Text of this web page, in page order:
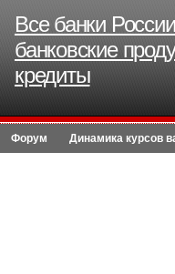
Все банки
банковские
кредиты
Форум Динамика курсов